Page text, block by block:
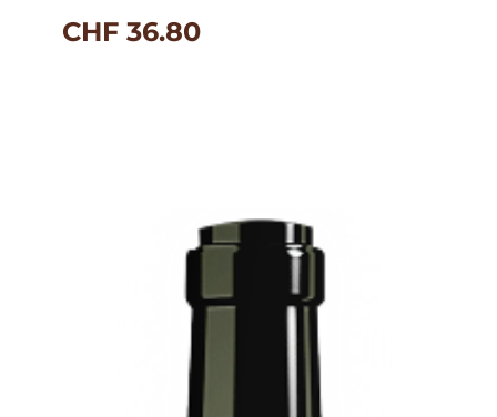
CHF 36.80